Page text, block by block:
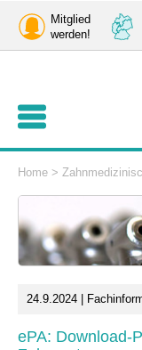
Mitglied
werden!
Home >
24.9.2024 |
ePA: Download-